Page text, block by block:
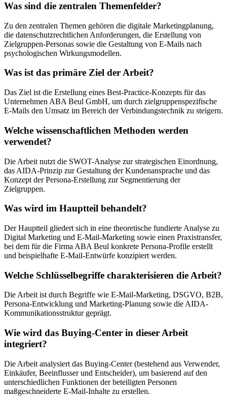
Was sind die zentralen Themenfelder?
Zu den zentralen Themen gehören die digitale Marketingplanung,
die datenschutzrechtlichen Anforderungen, die Erstellung von
Zielgruppen-Personas sowie die Gestaltung von E-Mails nach
psychologischen Wirkungsmodellen.
Was ist das primäre Ziel der Arbeit?
Das Ziel ist die Erstellung eines Best-Practice-Konzepts für das
Unternehmen ABA Beul GmbH, um durch zielgruppenspezifische
E-Mails den Umsatz im Bereich der Verbindungstechnik zu steigern.
Welche wissenschaftlichen Methoden werden
verwendet?
Die Arbeit nutzt die SWOT-Analyse zur strategischen Einordnung,
das AIDA-Prinzip zur Gestaltung der Kundenansprache und das
Konzept der Persona-Erstellung zur Segmentierung der
Zielgruppen.
Was wird im Hauptteil behandelt?
Der Hauptteil gliedert sich in eine theoretische fundierte Analyse zu
Digital Marketing und E-Mail-Marketing sowie einen Praxistransfer,
bei dem für die Firma ABA Beul konkrete Persona-Profile erstellt
und beispielhafte E-Mail-Entwürfe konzipiert werden.
Welche Schlüsselbegriffe charakterisieren die Arbeit?
Die Arbeit ist durch Begriffe wie E-Mail-Marketing, DSGVO, B2B,
Persona-Entwicklung und Marketing-Planung sowie die AIDA-
Kommunikationsstruktur geprägt.
Wie wird das Buying-Center in dieser Arbeit
integriert?
Die Arbeit analysiert das Buying-Center (bestehend aus Verwender,
Einkäufer, Beeinflusser und Entscheider), um basierend auf den
unterschiedlichen Funktionen der beteiligten Personen
maßgeschneiderte E-Mail-Inhalte zu erstellen.